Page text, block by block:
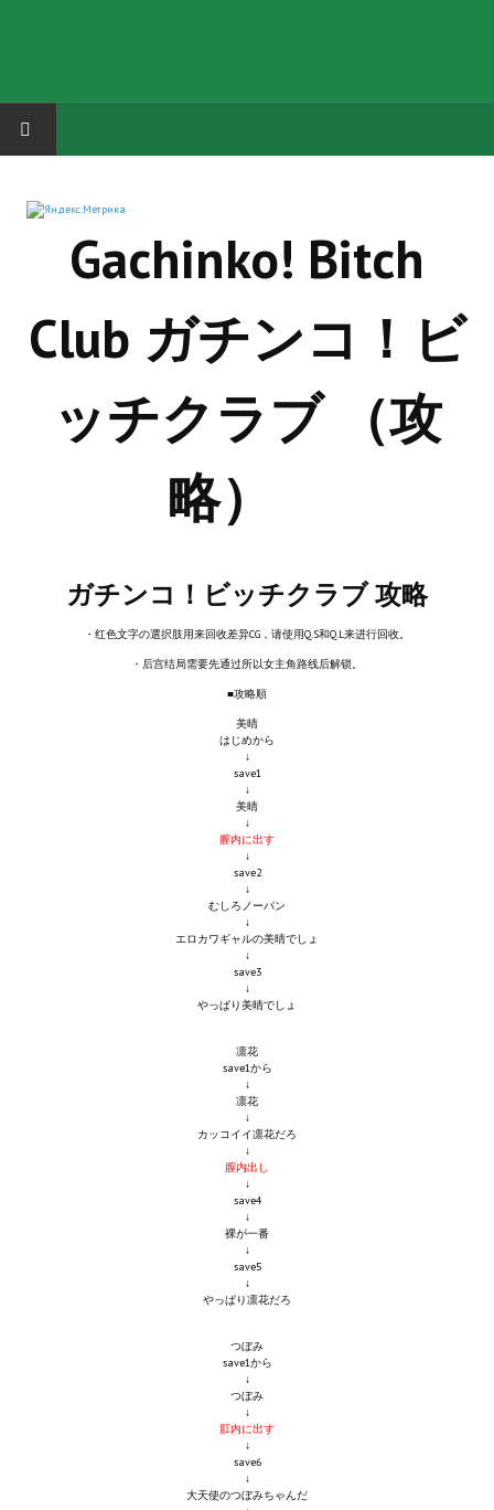
ГРУППА "КАРЛ ВЕЛИКИЙ"
Русская биржа
Aliens vs Predator 2 (Русские субтитры)
Dungeon Siege 2 Legendary Mod (Русские субтитры)
Теневой кардинал для Скайрима
Работы Alexandra10
Apella CBBE SSE BodySlide (with Physics)
Apella 2.0 CBBE SSE BodySlide (with Physics)
Kitana CBBE SSE BodySlide (with Physics)
SB Corset Armor CBBE SSE BodySlide (with Physics)
Wedding Wear CBBE SSE BodySlide (with Physics)
Немного героев меча и магии
Doom 3 Remaster Fan Edition
X2 - The Threat Remaster Fan Edition
Quake III Arena Remaster Fan Edition
Star Trek Voyager Elite Force Remaster Fan Edition
Gachinko! Bitch
Club ガチンコ！ビ
ッチクラブ （攻
略）
ガチンコ！ビッチクラブ 攻略
・红色文字の選択肢用来回收差异CG，请使用Q.S和Q.L来进行回收。
・后宫结局需要先通过所以女主角路线后解锁。
■攻略順
美晴
はじめから
↓
save1
↓
美晴
↓
膣内に出す
↓
save2
↓
むしろノーパン
↓
エロカワギャルの美晴でしょ
↓
save3
↓
やっぱり美晴でしょ
凛花
save1から
↓
凛花
↓
カッコイイ凛花だろ
↓
膣内出し
↓
save4
↓
裸が一番
↓
save5
↓
やっぱり凛花だろ
つぼみ
save1から
↓
つぼみ
↓
肛内に出す
↓
save6
↓
大天使のつぼみちゃんだ